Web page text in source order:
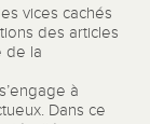
vices cachés
des articles
de la
à
Dans ce